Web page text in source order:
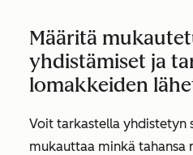
Määritä
yhdistämiset ja
lomakkeiden
Voit tarkastella yhdistetyn
mukauttaa minkä tahansa